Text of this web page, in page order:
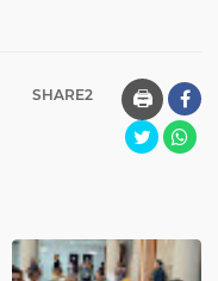
SHARE2 🖨️